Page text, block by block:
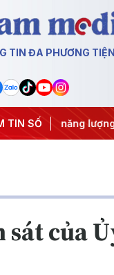
TIN ĐA PHƯƠNG
TIN SỐ
năng lượng #Bảo
của